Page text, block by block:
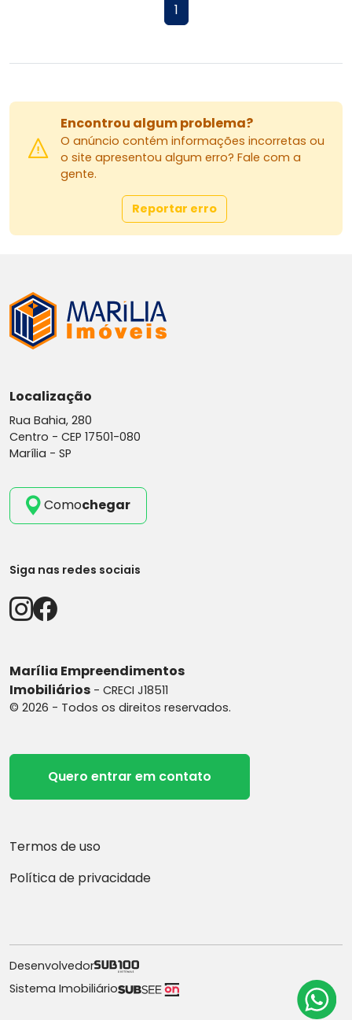
1
Encontrou algum problema?
O anúncio contém informações incorretas ou
o site apresentou algum erro? Fale com a
gente.
Reportar erro
Localização
Rua Bahia, 280
Centro - CEP 17501-080
Marília - SP
Comochegar
Siga nas redes sociais
Marília Empreendimentos
Imobiliários - CRECI J18511
© 2026 - Todos os direitos reservados.
Quero entrar em contato
Termos de uso
Política de privacidade
Desenvolvedor
Sistema Imobiliário